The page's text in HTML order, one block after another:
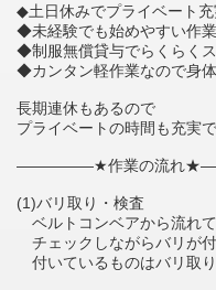
◆土日休みでプライベート
◆未経験でも始めやすい作業
◆制服無償貸与でらくらく
◆カンタン軽作業なので身
長期連休もあるので
プライベートの時間も充実
―――――★作業の流れ
(1)バリ取り・検査
ベルトコンベアから流れ
チェックしながらバリが
付いているものはバリ取